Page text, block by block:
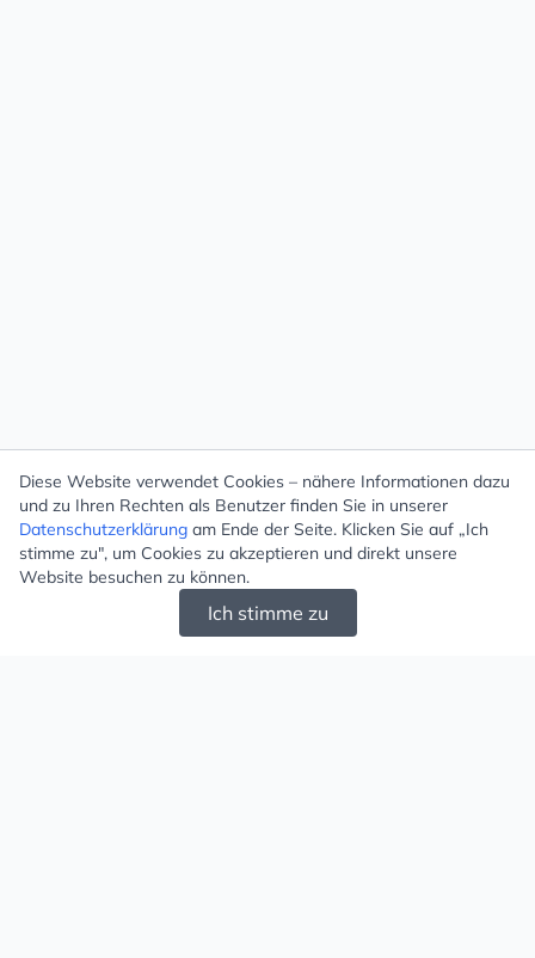
Diese Website verwendet Cookies – nähere Informationen dazu
und zu Ihren Rechten als Benutzer finden Sie in unserer
Datenschutzerklärung am Ende der Seite. Klicken Sie auf „Ich
stimme zu", um Cookies zu akzeptieren und direkt unsere
Website besuchen zu können.
Ich stimme zu